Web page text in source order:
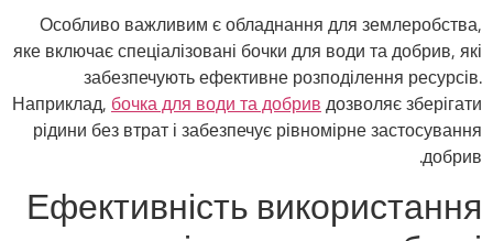
Особливо важливим є обладнання для землеробства,
яке включає спеціалізовані бочки для води та добрив, які
забезпечують ефективне розподілення ресурсів.
Наприклад,бочка для води та добривдозволяє зберігати
рідини без втрат і забезпечує рівномірне застосування
добрив.
Ефективність використання